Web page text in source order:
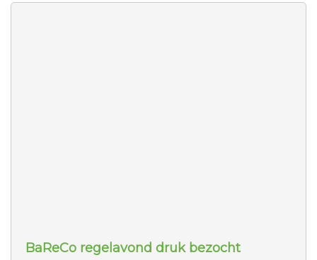
BaReCo regelavond druk bezocht